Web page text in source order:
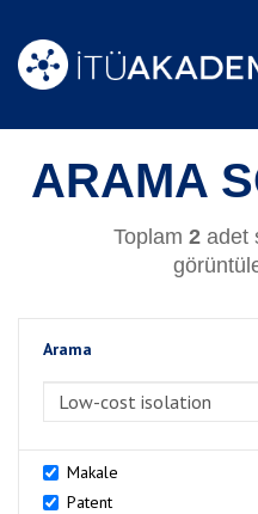
ARAMA
Toplam 2adet
Arama
Makale
Patent